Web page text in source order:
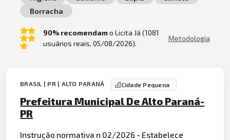
Borracha
90% recomendamo Licita Já (1081
usuários reais, 05/08/2026).
Metodologia
BRASIL | PR | ALTO PARANÁ Cidade Pequena
Prefeitura Municipal De Alto Paraná-
PR
Instrução normativa n 02/2026 - Estabelece